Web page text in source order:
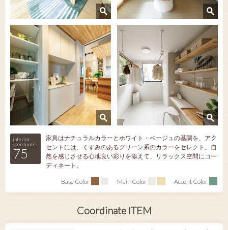
interior
coordinate
75
家具はナチュラルカラーとホワイト・ベージュの基調を、アク
セントには、くすみのあるグリーン系のカラーをセレクト。自
然を感じさせる心地良い彩りを添えて、リラックス空間にコー
ディネート。
Base Color Main Color Accent Color
Coordinate ITEM